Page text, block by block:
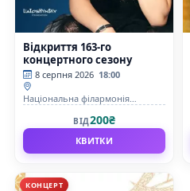
Відкриття 163-го
концертного сезону
8 серпня 2026 18:00
Національна філармонія
ВІД200₴
КВИТКИ
КОНЦЕРТ